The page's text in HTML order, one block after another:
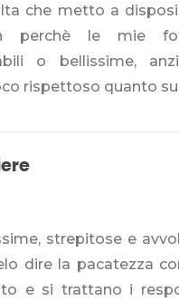
che metto a
perchè le mie
o bellissime,
rispettoso quanto
strepitose e
dire la pacatezza
e si trattano i